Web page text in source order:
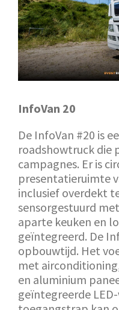
InfoVan 20
De InfoVan #20 is
roadshowtruck die
campagnes. Er is
presentatieruimte
inclusief overdekt
sensorgestuurd
aparte keuken en
geïntegreerd. De
opbouwtijd. Het
met
en aluminium
geïntegreerde